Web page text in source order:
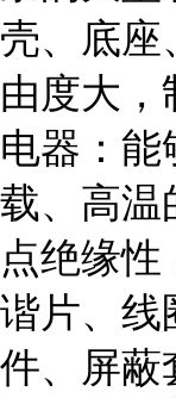
壳、底座
由度大，
电器：能
载、高温
点绝缘性
谐片、线
件、屏蔽